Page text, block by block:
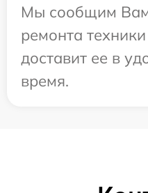
Мы сообщим
ремонта
доставит ее в
время.